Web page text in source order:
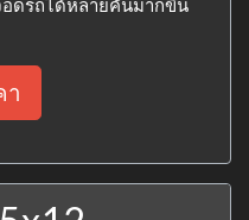
ดรถได้หลายคันมากขึ้น
า